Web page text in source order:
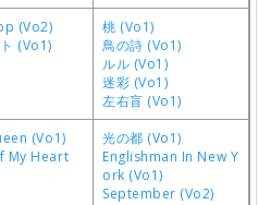
(Vo2)
(Vo1)
桃 (Vo1)
鳥の詩 (Vo1)
ルル (Vo1)
迷彩 (Vo1)
左右盲 (Vo1)
(Vo1)
My Heart
光の都 (Vo1)
Englishman In New Y
ork (Vo1)
September (Vo2)